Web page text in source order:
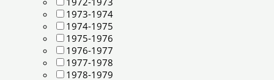
1973-1974
1974-1975
1975-1976
1976-1977
1977-1978
1978-1979